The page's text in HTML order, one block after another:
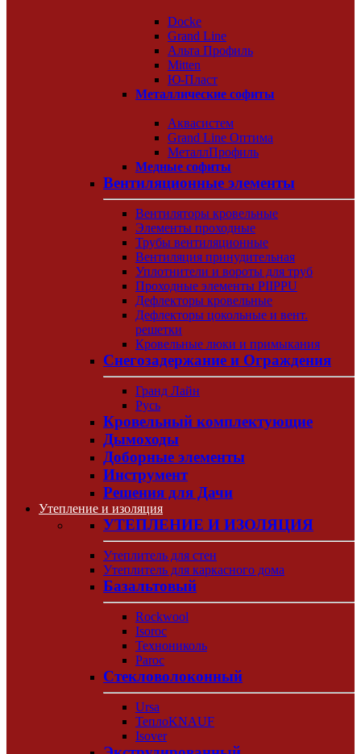
Docke
Grand Line
Альта Профиль
Mitten
Ю-Пласт
Металлические софиты
Аквасистем
Grand Line Оптима
МеталлПрофиль
Медные софиты
Вентиляционные элементы
Вентиляторы кровельные
Элементы проходные
Трубы вентиляционные
Вентиляция принудительная
Уплотнители и вороты для труб
Проходные элементы PIIPPU
Дефлекторы кровельные
Дефлекторы цокольные и вент.
решетки
Кровельные люки и примыкания
Снегозадержание и Ограждения
Гранд Лайн
Русь
Кровельный комплектующие
Дымоходы
Доборные элементы
Инструмент
Решения для Дачи
Утепление и изоляция
УТЕПЛЕНИЕ И ИЗОЛЯЦИЯ
Утеплитель для стен
Утеплитель для каркасного дома
Базальтовый
Rockwool
Isoroc
Технониколь
Paroc
Стекловолоконный
Ursa
ТеплоKNAUF
Isover